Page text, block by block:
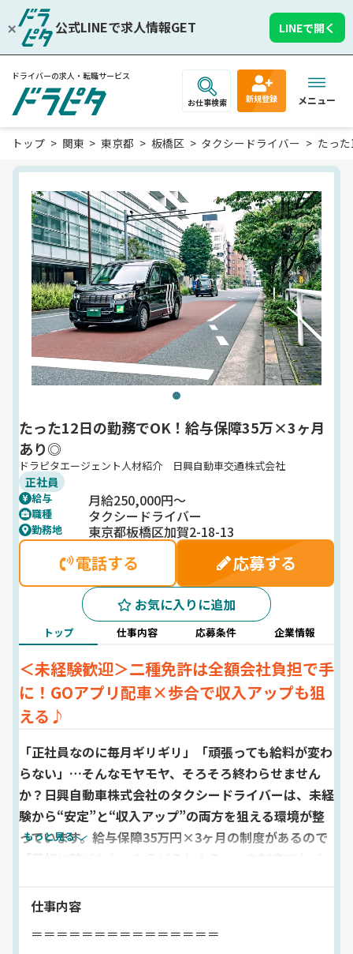
公式LINEで求人情報GET LINEで開く
ドライバーの求人・転職サービス
お仕事検索 新規登録 メニュー
トップ 関東 東京都 板橋区 タクシードライバー たっ
たった12日の勤務でOK！給与保障35万×3ヶ月
あり◎
ドラピタエージェント人材紹介 日興自動車交通株式会社
正社員
給与 月給250,000円～
職種 タクシードライバー
勤務地 東京都板橋区加賀2-18-13
電話する 応募する
お気に入りに追加
トップ 仕事内容 応募条件 企業情報
＜未経験歓迎＞二種免許は全額会社負担で手
に！GOアプリ配車×歩合で収入アップも狙
える♪
「正社員なのに毎月ギリギリ」「頑張っても給料が変わ
らない」…そんなモヤモヤ、そろそろ終わらせません
か？日興自動車株式会社のタクシードライバーは、未経
験から“安定”と“収入アップ”の両方を狙える環境が整
っています。給与保障35万円×3ヶ月の制度があるので
通免許からチャレンジ可能です。仕事は東京都内の送迎
もっと見る
仕事内容
＝＝＝＝＝＝＝＝＝＝＝＝＝＝＝